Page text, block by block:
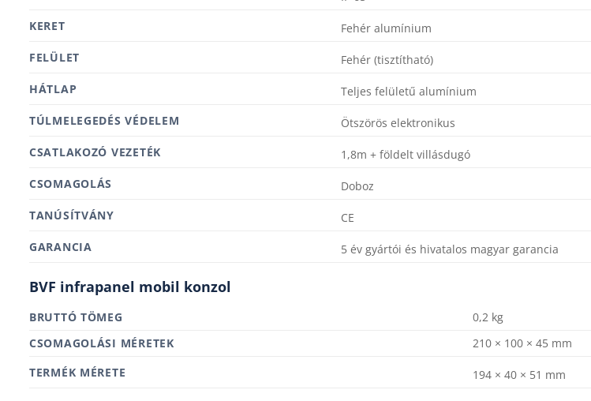
KERET
Fehér alumínium
FELÜLET
Fehér (tisztítható)
HÁTLAP
Teljes felületű alumínium
TÚLMELEGEDÉS VÉDELEM
Ötszörös elektronikus
CSATLAKOZÓ VEZETÉK
1,8m + földelt villásdugó
CSOMAGOLÁS
Doboz
TANÚSÍTVÁNY
CE
GARANCIA
5 év gyártói és hivatalos magyar garancia
BVF infrapanel mobil konzol
BRUTTÓ TÖMEG
0,2 kg
MÉRETEK
210 × 100 × 45 mm
TERMÉK MÉRETE
194 × 40 × 51 mm